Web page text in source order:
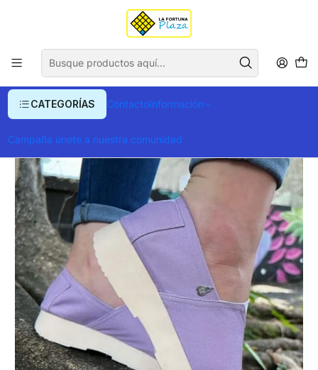
CATEGORÍAS ContactoInformación
Campaña únete a nuestra comunidad
Envío gratis para compras superiores a $ 400.000
Zapato Pera D.K Plataforma Lila